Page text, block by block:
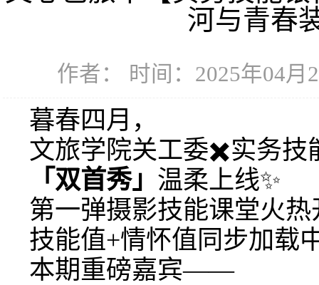
河与青春
作者： 时间：2025年04月
暮春四月，
文旅学院关工委✖️实务技
「双首秀」 温柔上线✨
第一弹摄影技能课堂火热
技能值+情怀值同步加载
本期重磅嘉宾——